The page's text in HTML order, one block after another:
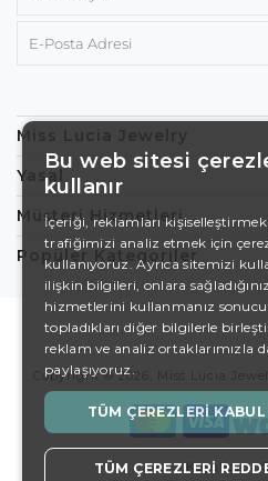
Miss Lucia Jewelry
Yasal
Müşteri Hizmetleri
Popüler Kategoriler
Copyright © 2026, Miss Lucia
Koşullar
Bu web sitesi
kullanır
İçeriği, reklamları kişiselleştirmek
trafiğimizi analiz etmek için
kullanıyoruz. Ayrıca sitemizi
ilişkin bilgileri, onlara
hizmetlerini kullanmanız
topladıkları diğer bilgilerle
reklam ve analiz ortaklarımızla
paylaşıyoruz.
TÜM ÇEREZLERI KABUL
TÜM ÇEREZLERI